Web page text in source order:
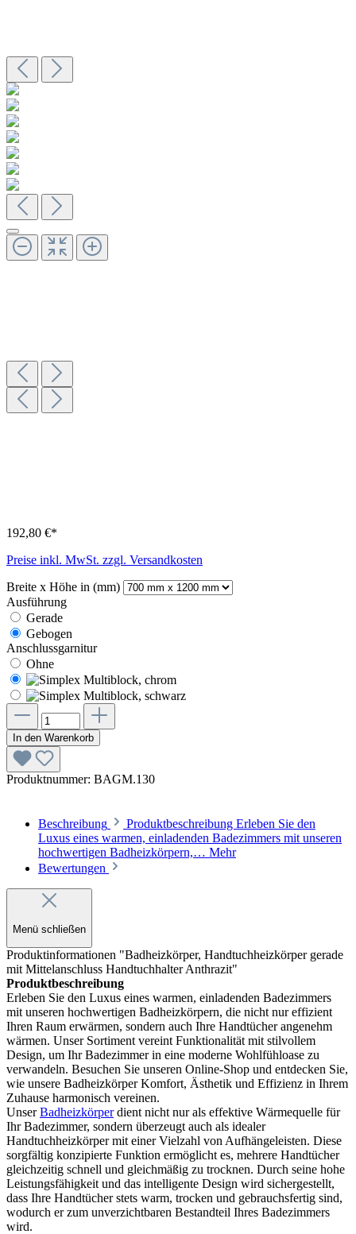
192,80 €*
Preise inkl. MwSt. zzgl. Versandkosten
Breite x Höhe in (mm)
Ausführung
Gerade
Gebogen
Anschlussgarnitur
Ohne
In den Warenkorb
Produktnummer: BAGM.130
Beschreibung
Produktbeschreibung Erleben Sie den
Luxus eines warmen, einladenden Badezimmers mit unseren
hochwertigen Badheizkörpern,… Mehr
Bewertungen
Menü schließen
Produktinformationen "Badheizkörper, Handtuchheizkörper gerade
mit Mittelanschluss Handtuchhalter Anthrazit"
Produktbeschreibung
Erleben Sie den Luxus eines warmen, einladenden Badezimmers
mit unseren hochwertigen Badheizkörpern, die nicht nur effizient
Ihren Raum erwärmen, sondern auch Ihre Handtücher angenehm
wärmen. Unser Sortiment vereint Funktionalität mit stilvollem
Design, um Ihr Badezimmer in eine moderne Wohlfühloase zu
verwandeln. Besuchen Sie unseren Online-Shop und entdecken Sie,
wie unsere Badheizkörper Komfort, Ästhetik und Effizienz in Ihrem
Zuhause harmonisch vereinen.
UnserBadheizkörperdient nicht nur als effektive Wärmequelle für
Ihr Badezimmer, sondern überzeugt auch als idealer
Handtuchheizkörper mit einer Vielzahl von Aufhängeleisten. Diese
sorgfältig konzipierte Funktion ermöglicht es, mehrere Handtücher
gleichzeitig schnell und gleichmäßig zu trocknen. Durch seine hohe
Leistungsfähigkeit und das intelligente Design wird sichergestellt,
dass Ihre Handtücher stets warm, trocken und gebrauchsfertig sind,
wodurch er zum unverzichtbaren Bestandteil Ihres Badezimmers
wird.